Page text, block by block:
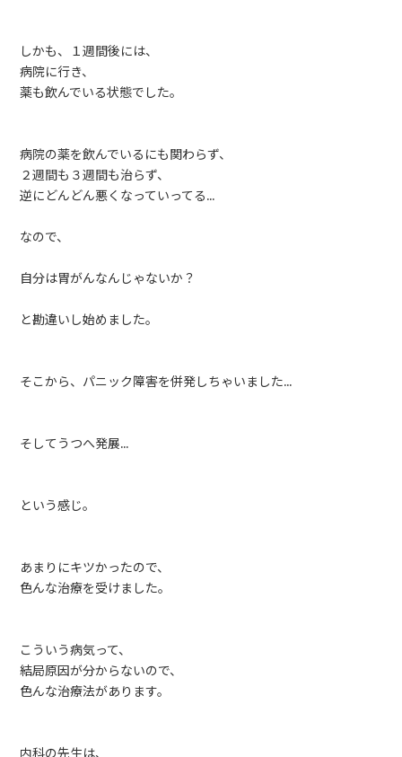
しかも、１週間後には、
病院に行き、
薬も飲んでいる状態でした。
病院の薬を飲んでいるにも関わらず、
２週間も３週間も治らず、
逆にどんどん悪くなっていってる…
なので、
自分は胃がんなんじゃないか？
と勘違いし始めました。
そこから、パニック障害を併発しちゃいました…
そしてうつへ発展…
という感じ。
あまりにキツかったので、
色んな治療を受けました。
こういう病気って、
結局原因が分からないので、
色んな治療法があります。
内科の先生は、